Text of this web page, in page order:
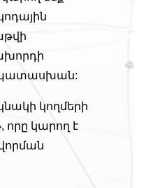
կողմերի
որը կարող է